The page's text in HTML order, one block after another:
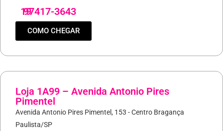
19
97417-3643
COMO CHEGAR
Loja 1A99 – Avenida Antonio Pires
Pimentel
Avenida Antonio Pires Pimentel, 153 - Centro Bragança
Paulista/SP